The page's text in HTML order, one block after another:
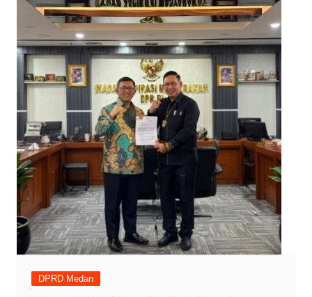
DPRD Medan